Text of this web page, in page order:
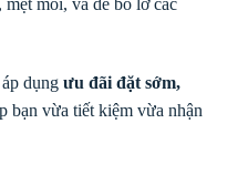
mỏi, và dễ bỏ lỡ các
dụng ưu đãi đặt sớm,
bạn vừa tiết kiệm vừa nhận